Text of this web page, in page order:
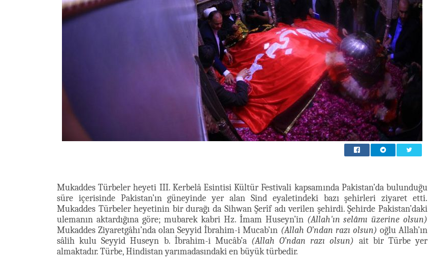
Mukaddes Türbeler heyeti III. Kerbelâ Esintisi Kültür Festivali kapsamında Pakistan’da bulunduğu
süre içerisinde Pakistan’ın güneyinde yer alan Sind eyaletindeki bazı şehirleri ziyaret etti.
Mukaddes Türbeler heyetinin bir durağı da Sihwan Şerîf adı verilen şehirdi. Şehirde Pakistan’daki
ulemanın aktardığına göre; mubarek kabri Hz. İmam Huseyn’in (Allah'ın selâmı üzerine olsun)
Mukaddes Ziyaretgâhı’nda olan Seyyid İbrahim-i Mucab’ın (Allah O’ndan razı olsun) oğlu Allah’ın
sâlih kulu Seyyid Huseyn b. İbrahim-i Mucâb’a (Allah O’ndan razı olsun) ait bir Türbe yer
almaktadır. Türbe, Hindistan yarımadasındaki en büyük türbedir.